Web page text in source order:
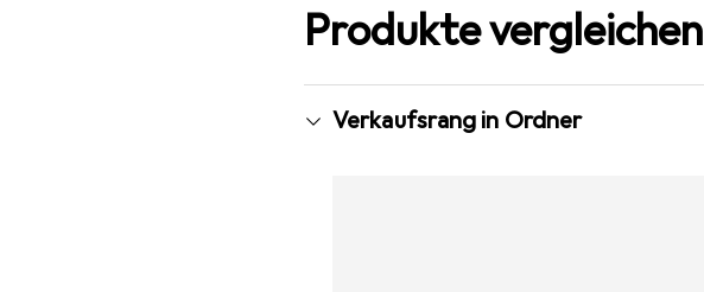
Produkte vergleichen
Verkaufsrang in Ordner